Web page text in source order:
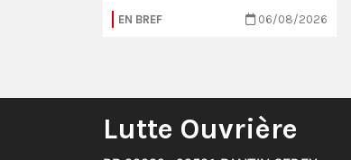
EN BREF 06/08/2026
Lutte Ouvrière